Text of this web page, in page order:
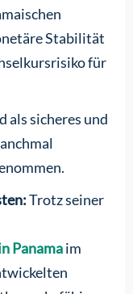
Stabilität
für
als sicheres und
Trotz seiner
Panamaim